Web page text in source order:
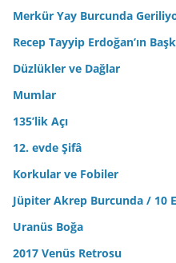
Merkür Yay Burcunda
Recep Tayyip Erdoğan’ın
Düzlükler ve Dağlar
Mumlar
135’lik Açı
12. evde Şifâ
Korkular ve Fobiler
Jüpiter Akrep Burcunda / 10
Uranüs Boğa
2017 Venüs Retrosu